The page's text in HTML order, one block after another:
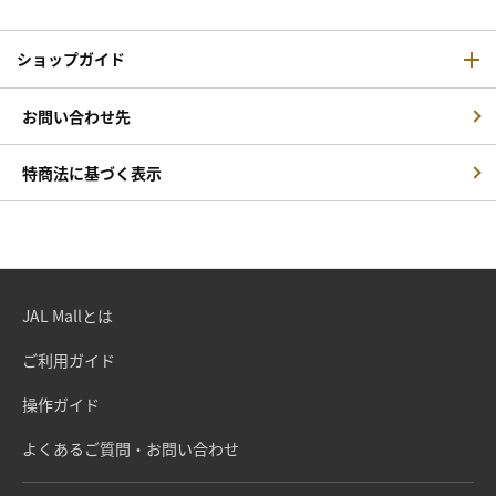
ショップガイド
お問い合わせ先
特商法に基づく表示
JAL Mallとは
ご利用ガイド
操作ガイド
よくあるご質問・お問い合わせ